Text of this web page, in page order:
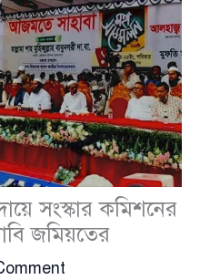
সংস্কার কমিশনের
জমিয়তের